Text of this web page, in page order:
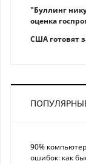
"Буллинг
оценка
США готовят
90%
ошибок: как